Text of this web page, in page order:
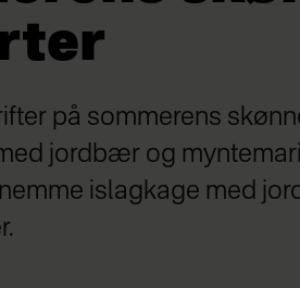
på sommerens
jordbær og
islagkage med